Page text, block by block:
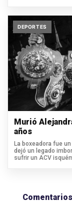
DEPORTES
Murió
años
La boxeadora fue
dejó un legado
sufrir un ACV
Comentarios